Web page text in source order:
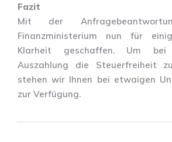
Fazit
Mit der
Finanzministerium nun für
Klarheit geschaffen. Um bei
Auszahlung die Steuerfreiheit
stehen wir Ihnen bei etwaigen
zur Verfügung.